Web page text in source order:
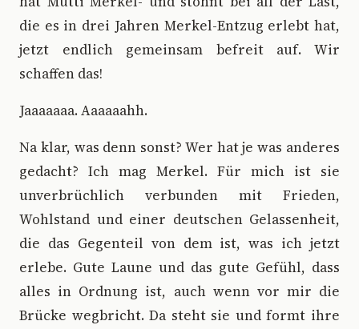
die es in drei Jahren Merkel-Entzug erlebt hat,
jetzt endlich gemeinsam befreit auf. Wir
schaffen das!
Jaaaaaaa. Aaaaaahh.
Na klar, was denn sonst? Wer hat je was anderes
gedacht? Ich mag Merkel. Für mich ist sie
unverbrüchlich verbunden mit Frieden,
Wohlstand und einer deutschen Gelassenheit,
die das Gegenteil von dem ist, was ich jetzt
erlebe. Gute Laune und das gute Gefühl, dass
alles in Ordnung ist, auch wenn vor mir die
Brücke wegbricht. Da steht sie und formt ihre